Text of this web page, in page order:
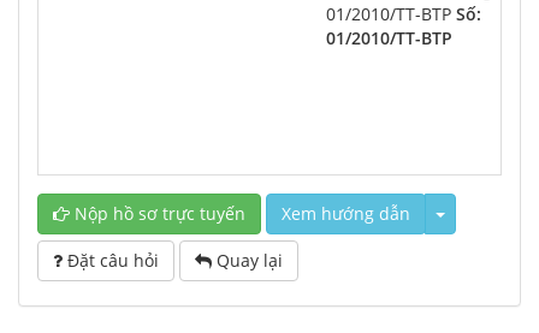
01/2010/TT-BTP Số:
01/2010/TT-BTP
Nộp hồ sơ trực tuyến Xem hướng dẫn
Đặt câu hỏi Quay lại